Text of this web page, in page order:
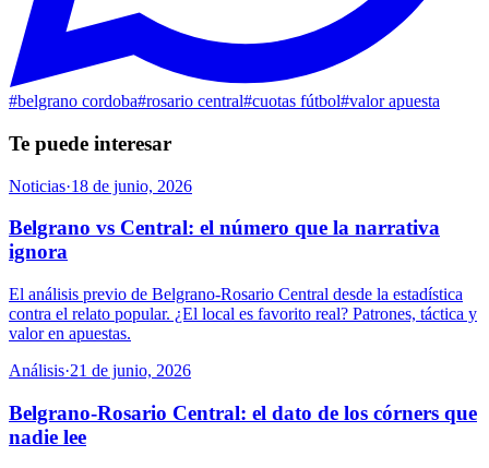
#belgrano cordoba#rosario central#cuotas fútbol#valor apuesta
Te puede interesar
Noticias·18 de junio, 2026
Belgrano vs Central: el número que la narrativa
ignora
El análisis previo de Belgrano-Rosario Central desde la estadística
contra el relato popular. ¿El local es favorito real? Patrones, táctica y
valor en apuestas.
Análisis·21 de junio, 2026
Belgrano-Rosario Central: el dato de los córners que
nadie lee